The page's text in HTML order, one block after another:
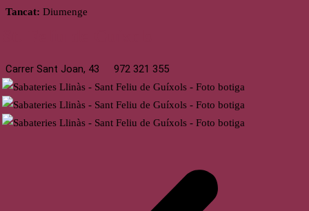
Tancat: Diumenge
Carrer Sant Joan, 43 972 321 355